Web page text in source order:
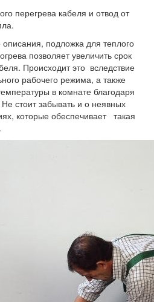
перегрева кабеля и отвод от
подложка для теплого
позволяет увеличить срок
Происходит это вследствие
рабочего режима, а также
в комнате благодаря
стоит забывать и о неявных
которые обеспечивает такая